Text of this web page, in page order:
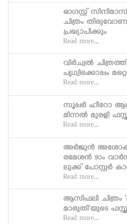
ഓഗസ്റ്റ്
ചിത്രം
പ്രഖ്യാപിക്കും
Read more...
വിര്‍ച്വല്‍
പൃഥ്വിക്കൊപ്പം
Read more...
സൂപ്പര്‍ ഹീറോ
മിന്നല്‍ മുരളി
Read more...
അര്‍ജുന്‍
രമേശന്‍ 9ാം
ലുക്ക് പോസ്റ്റര്‍
Read more...
ആസിഫലി ചിത്രം
മാരുതി’യുടെ
Read more...